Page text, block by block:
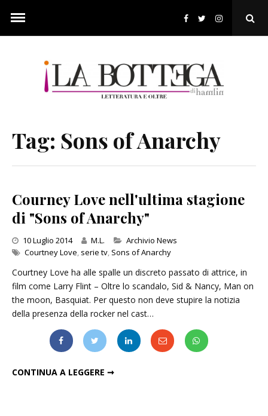
content
Tag: Sons of Anarchy
Courney Love nell'ultima stagione
di "Sons of Anarchy"
10 Luglio 2014 M.L. Categories
Archivio News
Courtney Love, serie tv, Sons of Anarchy
Courtney Love ha alle spalle un discreto passato di attrice, in
film come Larry Flint – Oltre lo scandalo, Sid & Nancy, Man on
the moon, Basquiat. Per questo non deve stupire la notizia
della presenza della rocker nel cast…
CONTINUA A LEGGERE ➞